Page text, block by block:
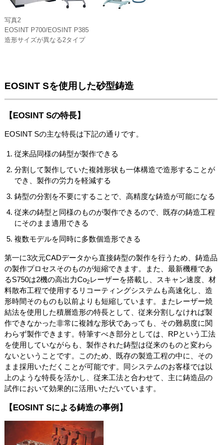
写真2
EOSINT P700/EOSINT P385
造形サイズが異なる2タイプ
EOSINT Sを使用した砂型鋳造
【EOSINT Sの特長】
EOSINT Sの主な特長は下記の通りです。
従来品同様の鋳型が製作できる
分割して製作していた複雑形状も一体構造で造形することが
でき、製作の労力を軽減する
鋳型の分割を不要にすることで、高精度な鋳造が可能になる
従来の鋳型と同様のものが製作できるので、既存の鋳造工程
にそのまま適用できる
複数モデルを同時に多数個造形できる
第一に3次元CADデータから直接鋳型の製作を行うため、鋳造品
の製作プロセスそのものが短縮できます。また、最新機種であ
るS750は2機の高出力Co2レーザーを搭載し、スキャン速度、材
料散布工程で使用するリコーティングシステムも高速化し、造
形時間そのものも以前よりも短縮しています。またレーザー焼
結法を使用した積層造形の特長として、従来分割しなければ製
作できなかった非常に複雑な形状であっても、その難易度に関
わらず製作できます。特筆すべき部分としては、RPという工法
を使用していながらも、製作された鋳型は従来のものと変わら
ないということです。このため、既存の製造工程の中に、その
まま採用いただくことが可能です。同システムのお客様では以
上のような特長を活かし、従来工法と合わせて、主に鋳造品の
試作において効果的に活用いただいています。
【EOSINT Sによる鋳造の事例】